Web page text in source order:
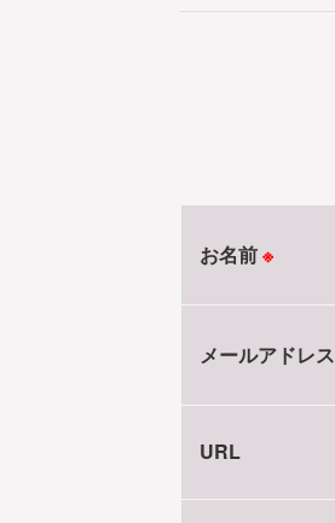
お名前※
メールアドレス
URL